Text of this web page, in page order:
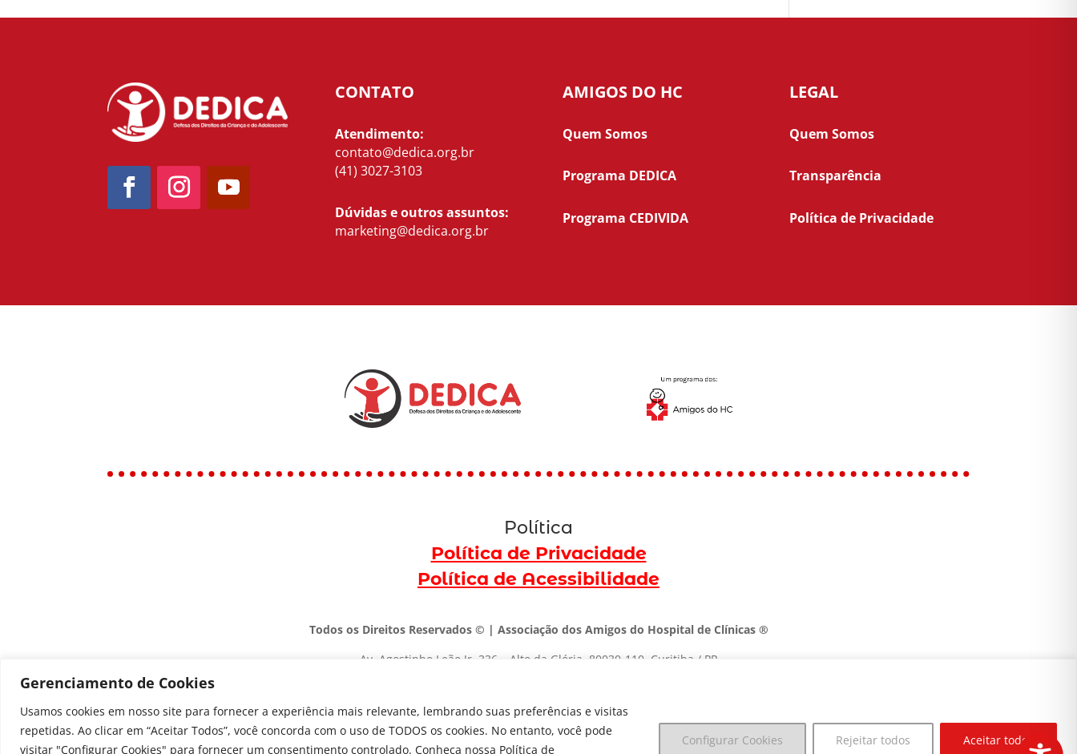
Gerenciamento de Cookies
Usamos cookies em nosso site para fornecer a experiência mais relevante, lembrando suas preferências e visitas
repetidas. Ao clicar em “Aceitar Todos”, você concorda com o uso de TODOS os cookies. No entanto, você pode
visitar "Configurar Cookies" para fornecer um consentimento controlado. Conheça nossa Política de
Configurar Cookies Rejeitar todos Aceitar todos
CONTATO
Atendimento:
contato@dedica.org.br
(41) 3027-3103
Dúvidas e outros assuntos:
marketing@dedica.org.br
AMIGOS DO HC
Quem Somos
Programa DEDICA
Programa CEDIVIDA
LEGAL
Quem Somos
Transparência
Política de Privacidade
Política
Política de Privacidade
Política de Acessibilidade
Todos os Direitos Reservados © | Associação dos Amigos do Hospital de Clínicas ®
Av. Agostinho Leão Jr, 336 – Alto da Glória, 80030-110, Curitiba / PR
CNPJ: 79.698.643/0001-00